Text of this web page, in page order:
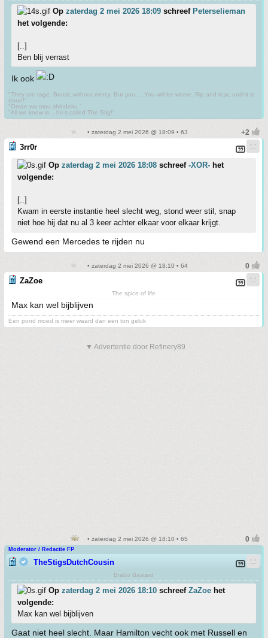
Op zaterdag 2 mei 2026 18:09 schreef Peterselieman
het volgende:
[..]
Ben blij verrast
Ik ook
"They are rage. Brutal, without mercy. But you.... You will be worse. Rip and tear, until it is
done!"
"Omae wa mou shindeiru."
"All we know is... he's called The Stig!"
• zaterdag 2 mei 2026 @ 18:09 • 63
3rr0r
Op zaterdag 2 mei 2026 18:08 schreef -XOR- het
volgende:
[..]
Kwam in eerste instantie heel slecht weg, stond weer stil, snap
niet hoe hij dat nu al 3 keer achter elkaar voor elkaar krijgt.
Gewend een Mercedes te rijden nu
• zaterdag 2 mei 2026 @ 18:10 • 64
ZaZoe
The spice of life
Max kan wel bijblijven
Een pond moed is meer waard dan een ton geluk
▼ Advertentie door Refinery89
• zaterdag 2 mei 2026 @ 18:10 • 65
Moderator / Redactie FP
TheStigsDutchCousin
Brabo Bastard
Op zaterdag 2 mei 2026 18:10 schreef ZaZoe het
volgende:
Max kan wel bijblijven
Gaat niet heel slecht. Maar Hamilton vecht ook met Russell en